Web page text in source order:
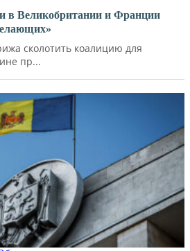
в Великобритании и Франции
сколотить коалицию для
пр...